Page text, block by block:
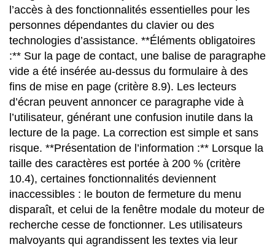
l’accès à des fonctionnalités essentielles pour les
personnes dépendantes du clavier ou des
technologies d’assistance. **Éléments obligatoires
:** Sur la page de contact, une balise de paragraphe
vide a été insérée au-dessus du formulaire à des
fins de mise en page (critère 8.9). Les lecteurs
d’écran peuvent annoncer ce paragraphe vide à
l’utilisateur, générant une confusion inutile dans la
lecture de la page. La correction est simple et sans
risque. **Présentation de l’information :** Lorsque la
taille des caractères est portée à 200 % (critère
10.4), certaines fonctionnalités deviennent
inaccessibles : le bouton de fermeture du menu
disparaît, et celui de la fenêtre modale du moteur de
recherche cesse de fonctionner. Les utilisateurs
malvoyants qui agrandissent les textes via leur